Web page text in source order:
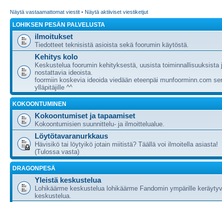
Näytä vastaamattomat viestit • Näytä aktiiviset viestiketjut
LOHIKSEN PESÄN PALVELUSTA
ilmoitukset
Tiedotteet teknisistä asioista sekä foorumin käytöstä.
Kehitys kolo
Keskustelua foorumin kehityksestä, uusista toiminnallisuuksista
nostattavia ideoista.
foormiin koskevia ideoida viedään eteenpäi munfoorminn.com
ylläpitäjille ^^
KOKOONTUMINEN
Kokoontumiset ja tapaamiset
Kokoontumisien suunnittelu- ja ilmoittelualue.
Löytötavaranurkkaus
Hävisikö tai löytyikö jotain miitistä? Täällä voi ilmoitella asiasta!
(Tulossa vasta)
DRAGONPESÄ
Yleistä keskustelua
Lohikäärme keskustelua lohikäärme Fandomin ympärille
keskustelua.